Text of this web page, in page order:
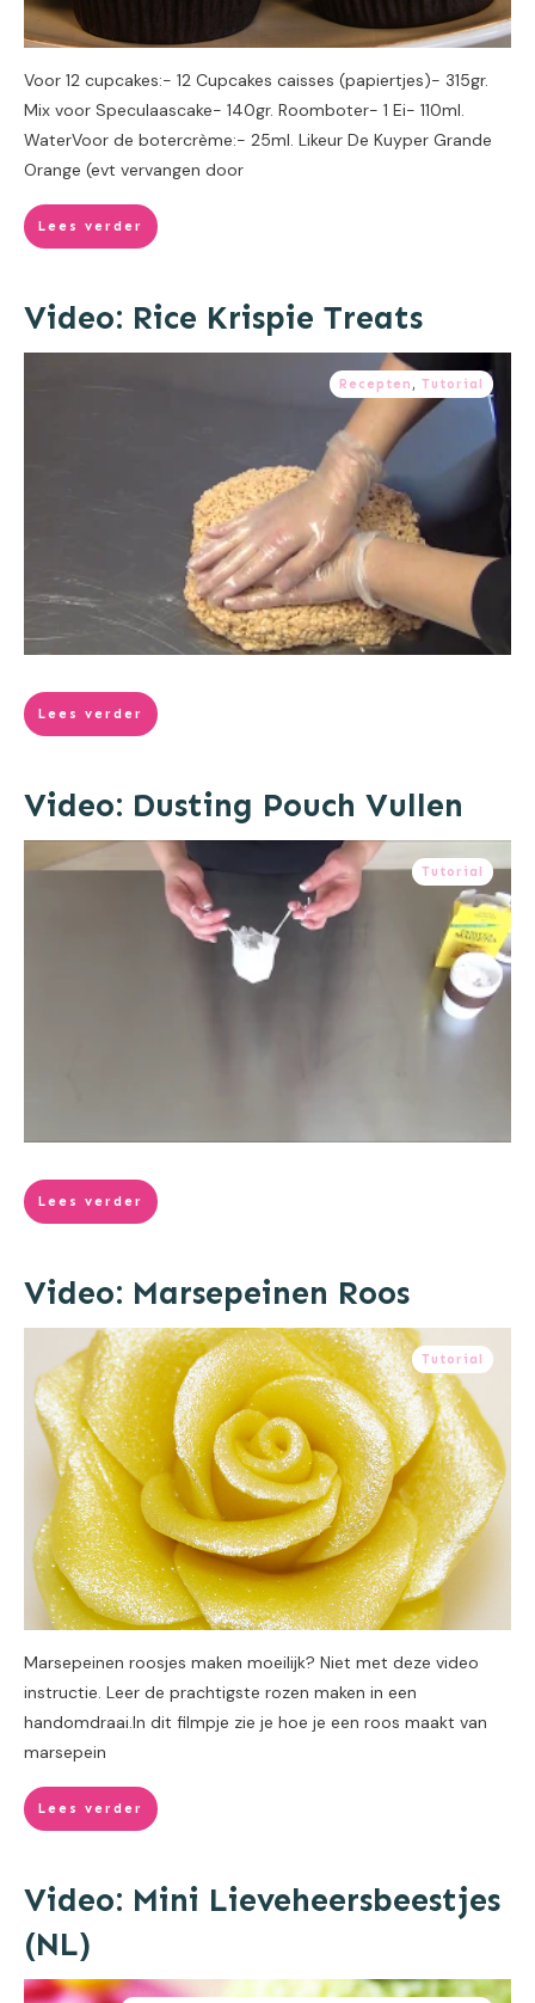
Voor 12 cupcakes:- 12 Cupcakes caisses (papiertjes)- 315gr.
Mix voor Speculaascake- 140gr. Roomboter- 1 Ei- 110ml.
WaterVoor de botercrème:- 25ml. Likeur De Kuyper Grande
Orange (evt vervangen door
Lees verder
Video: Rice Krispie Treats
Recepten , Tutorial
Lees verder
Video: Dusting Pouch Vullen
Tutorial
Lees verder
Video: Marsepeinen Roos
Tutorial
Marsepeinen roosjes maken moeilijk? Niet met deze video
instructie. Leer de prachtigste rozen maken in een
handomdraai.In dit filmpje zie je hoe je een roos maakt van
marsepein
Lees verder
Video: Mini Lieveheersbeestjes
(NL)